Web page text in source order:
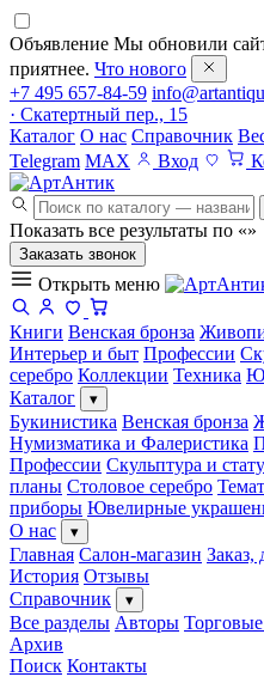
Объявление Мы обновили
приятнее. Что нового
+7 495 657-84-59
· Скатертный пер., 15
Каталог О нас Справочник
Telegram MAX Вход
Показать все результаты по «»
Заказать звонок
Открыть меню
Книги Венская бронза
Интерьер и быт Профессии
серебро Коллекции Техника
Каталог
▾
Букинистика Венская бронза
Нумизматика и Фалеристика
Профессии Скульптура и
планы Столовое серебро
приборы Ювелирные
О нас
▾
Главная Салон-магазин Заказ,
История Отзывы
Справочник
▾
Все разделы Авторы
Архив
Поиск Контакты